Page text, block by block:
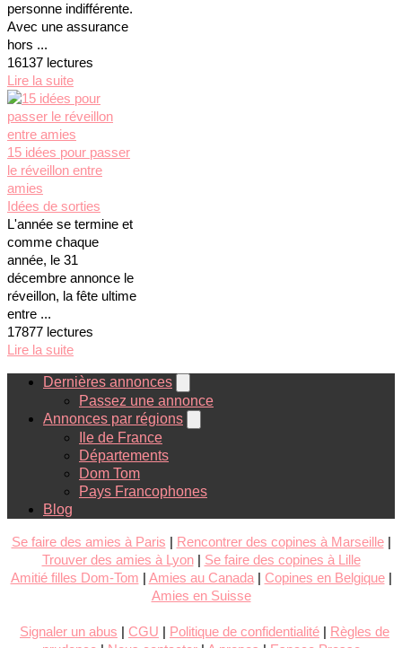
personne indifférente.
Avec une assurance
hors ...
16137 lectures
Lire la suite
15 idées pour passer
le réveillon entre
amies
Idées de sorties
L'année se termine et
comme chaque
année, le 31
décembre annonce le
réveillon, la fête ultime
entre ...
17877 lectures
Lire la suite
Dernières annonces
Passez une annonce
Annonces par régions
Ile de France
Départements
Dom Tom
Pays Francophones
Blog
Se faire des amies à Paris | Rencontrer des copines à Marseille|
Trouver des amies à Lyon| Se faire des copines à Lille
Amitié filles Dom-Tom | Amies au Canada| Copines en Belgique|
Amies en Suisse
Signaler un abus | CGU | Politique de confidentialité | Règles de